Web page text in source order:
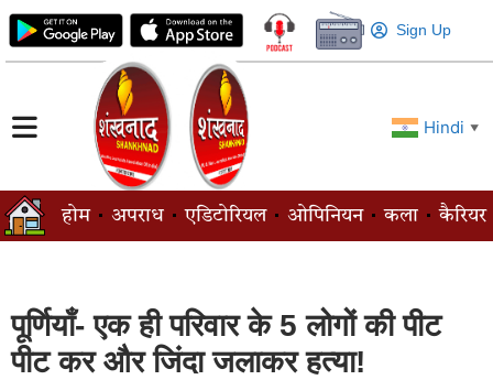
Sign Up
Hindi ▼
होम अपराध एडिटोरियल ओपिनियन कला कैरियर
पूर्णियाँ- एक ही परिवार के 5 लोगों की पीट
पीट कर और जिंदा जलाकर हत्या!